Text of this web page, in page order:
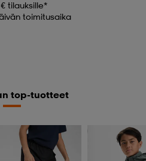
tilauksille*
toimitusaika
top-tuotteet
-25% Kampanja -25%